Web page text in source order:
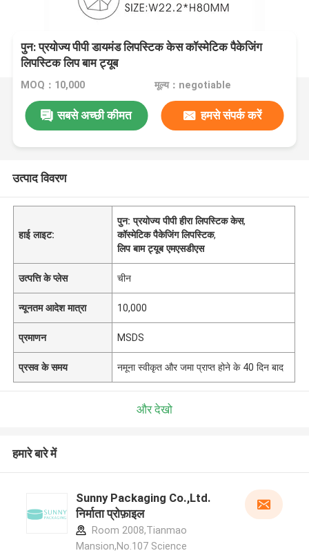
पुन: प्रयोज्य पीपी डायमंड लिपस्टिक केस कॉस्मेटिक पैकेजिंग
लिपस्टिक लिप बाम ट्यूब
MOQ：10,000 मूल्य：negotiable
सबसे अच्छी कीमत हमसे संपर्क करें
उत्पाद विवरण
हाई लाइट:
पुन: प्रयोज्य पीपी हीरा लिपस्टिक केस,
कॉस्मेटिक पैकेजिंग लिपस्टिक,
लिप बाम ट्यूब एमएसडीएस
उत्पत्ति के प्लेस चीन
न्यूनतम आदेश मात्रा 10,000
प्रमाणन MSDS
प्रसव के समय नमूना स्वीकृत और जमा प्राप्त होने के 40 दिन बाद
और देखो
हमारे बारे में
Sunny Packaging Co.,Ltd.
निर्माता प्रोफ़ाइल
Room 2008,Tianmao
Mansion,No.107 Science